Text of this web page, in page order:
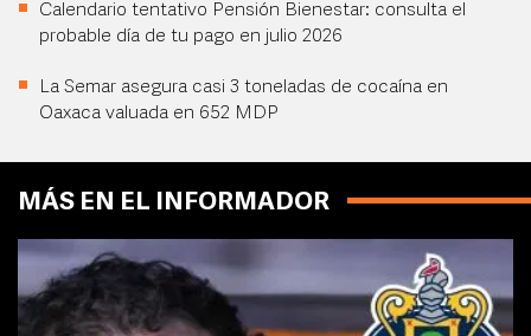
Calendario tentativo Pensión Bienestar: consulta el
probable día de tu pago en julio 2026
La Semar asegura casi 3 toneladas de cocaína en
Oaxaca valuada en 652 MDP
MÁS EN EL INFORMADOR